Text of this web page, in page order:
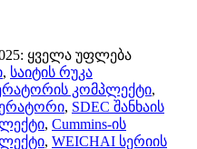
ყველა უფლება
, საიტის რუკა
კომპლექტი,
, SDEC შანხაის
, Cummins-ის
, WEICHAI სერიის